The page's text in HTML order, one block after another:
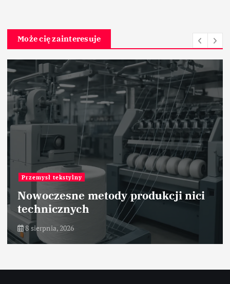
Może cię zainteresuje
Przemysł tekstylny
Nowoczesne metody produkcji nici
technicznych
8 sierpnia, 2026